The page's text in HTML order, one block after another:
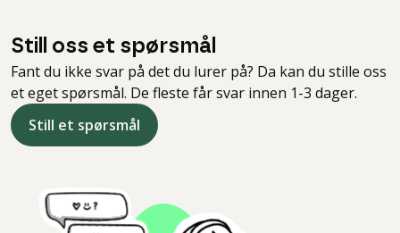
Still oss et spørsmål
Fant du ikke svar på det du lurer på? Da kan du stille oss
et eget spørsmål. De fleste får svar innen 1-3 dager.
Still et spørsmål